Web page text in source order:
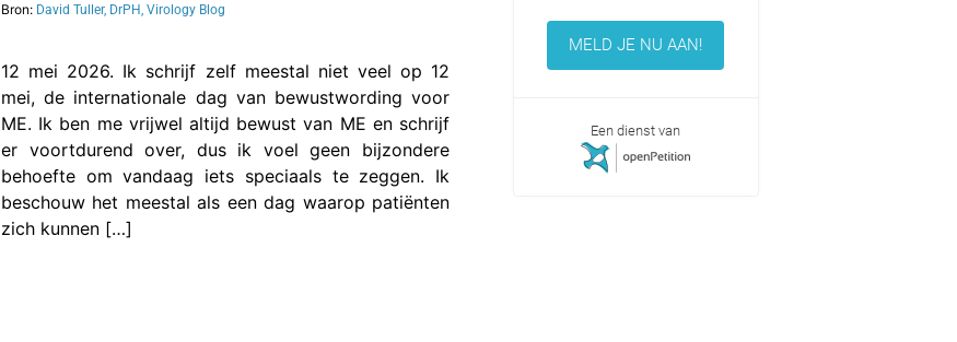
Bron: David Tuller, DrPH, Virology Blog
12 mei 2026. Ik schrijf zelf meestal niet veel op 12
mei, de internationale dag van bewustwording voor
ME. Ik ben me vrijwel altijd bewust van ME en schrijf
er voortdurend over, dus ik voel geen bijzondere
behoefte om vandaag iets speciaals te zeggen. Ik
beschouw het meestal als een dag waarop patiënten
zich kunnen […]
MELD JE NU AAN!
Een dienst van